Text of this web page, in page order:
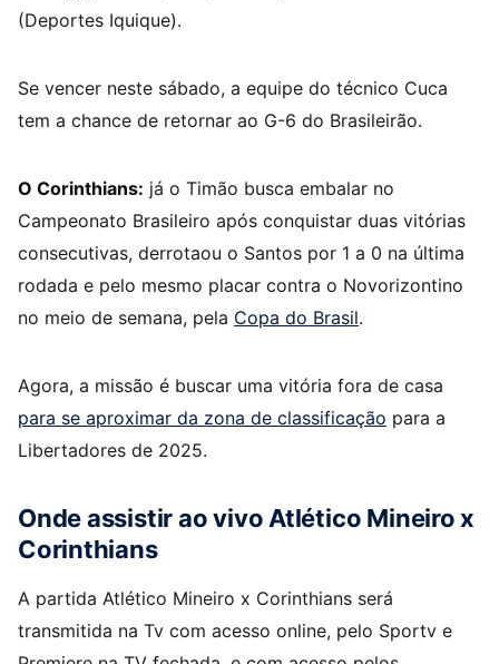
(Deportes Iquique).
Se vencer neste sábado, a equipe do técnico Cuca
tem a chance de retornar ao G-6 do Brasileirão.
O Corinthians: já o Timão busca embalar no
Campeonato Brasileiro após conquistar duas vitórias
consecutivas, derrotaou o Santos por 1 a 0 na última
rodada e pelo mesmo placar contra o Novorizontino
no meio de semana, pela Copa do Brasil.
Agora, a missão é buscar uma vitória fora de casa
para se aproximar da zona de classificação para a
Libertadores de 2025.
Onde assistir ao vivo Atlético Mineiro x
Corinthians
A partida Atlético Mineiro x Corinthians será
transmitida na Tv com acesso online, pelo Sportv e